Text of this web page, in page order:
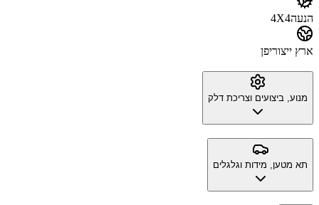
הנעה4X4
ארץ ייצוריפן
מנוע, ביצועים וצריכת דלק
תא מטען, מידות וגלגלים